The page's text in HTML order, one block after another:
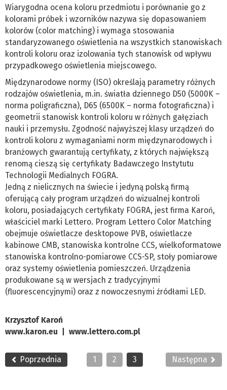
Wiarygodna ocena koloru przedmiotu i porównanie go z
kolorami próbek i wzorników nazywa się dopasowaniem
kolorów (color matching) i wymaga stosowania
standaryzowanego oświetlenia na wszystkich stanowiskach
kontroli koloru oraz izolowania tych stanowisk od wpływu
przypadkowego oświetlenia miejscowego.
Międzynarodowe normy (ISO) określają parametry różnych
rodzajów oświetlenia, m.in. światła dziennego D50 (5000K –
norma poligraficzna), D65 (6500K – norma fotograficzna) i
geometrii stanowisk kontroli koloru w różnych gałęziach
nauki i przemysłu. Zgodność najwyższej klasy urządzeń do
kontroli koloru z wymaganiami norm międzynarodowych i
branżowych gwarantują certyfikaty, z których największą
renomą cieszą się certyfikaty Badawczego Instytutu
Technologii Medialnych FOGRA.
Jedną z nielicznych na świecie i jedyną polską firmą
oferującą cały program urządzeń do wizualnej kontroli
koloru, posiadających certyfikaty FOGRA, jest firma Karoń,
właściciel marki Lettero. Program Lettero Color Matching
obejmuje oświetlacze desktopowe PVB, oświetlacze
kabinowe CMB, stanowiska kontrolne CCS, wielkoformatowe
stanowiska kontrolno-pomiarowe CCS-SP, stoły pomiarowe
oraz systemy oświetlenia pomieszczeń. Urządzenia
produkowane są w wersjach z tradycyjnymi
(fluorescencyjnymi) oraz z nowoczesnymi źródłami LED.
Krzysztof Karoń
www.karon.eu | www.lettero.com.pl
Poprzednia 1 2 3 Następna